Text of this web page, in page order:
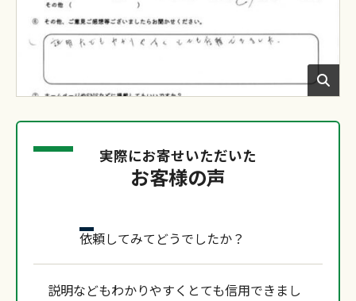
実際にお寄せいただいた
お客様の声
依頼してみてどうでしたか？
説明などもわかりやすくとても信用できまし